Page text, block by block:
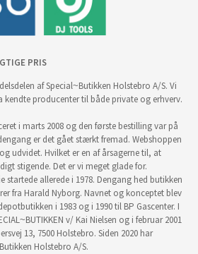
PRIS
af Special~Butikken Holstebro A/S. Vi
producenter til både private og erhverv.
i marts 2008 og den første bestilling var på
er det gået stærkt fremad. Webshoppen
udvidet. Hvilket er en af årsagerne til, at
stigende. Det er vi meget glade for.
startede allerede i 1978. Dengang hed butikken
fra Harald Nyborg. Navnet og konceptet blev
i 1983 og i 1990 til BP Gascenter. I
v/ Kai Nielsen og i februar 2001
13, 7500 Holstebro. Siden 2020 har
Holstebro A/S.